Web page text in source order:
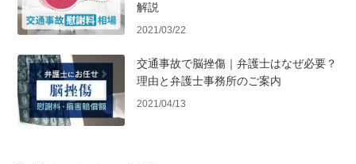
解説
2021/03/22
交通事故で脳挫傷｜弁護士はなぜ必要？
理由と弁護士事務所のご案内
2021/04/13